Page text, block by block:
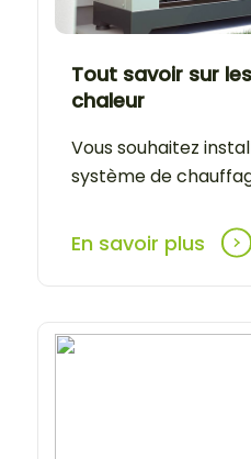
Tout savoir sur
chaleur
Vous souhaitez
système de
En savoir plus